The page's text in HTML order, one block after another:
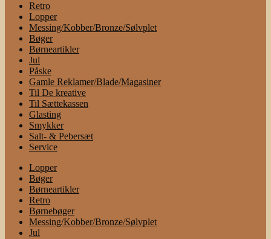
Retro
Lopper
Messing/Kobber/Bronze/Sølvplet
Bøger
Børneartikler
Jul
Påske
Gamle Reklamer/Blade/Magasiner
Til De kreative
Til Sættekassen
Glasting
Smykker
Salt- & Pebersæt
Service
Lopper
Bøger
Børneartikler
Retro
Børnebøger
Messing/Kobber/Bronze/Sølvplet
Jul